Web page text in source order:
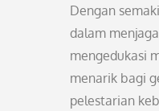
Dengan
dalam
mengedukasi
menarik bagi
pelestarian